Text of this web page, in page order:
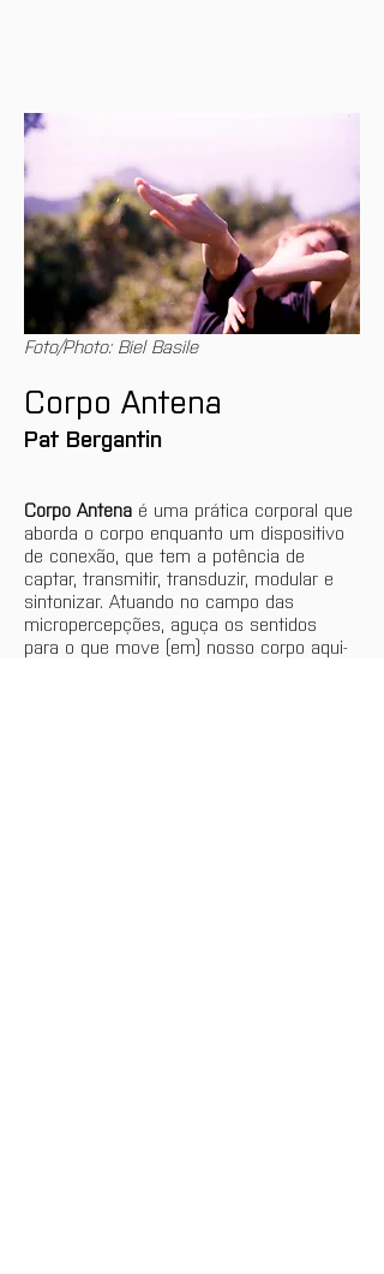
Foto/Photo: Biel Basile
Corpo Antena
Pat Bergantin
Corpo Antena é uma prática corporal que
aborda o corpo enquanto um dispositivo
de conexão, que tem a potência de
captar, transmitir, transduzir, modular e
sintonizar. Atuando no campo das
micropercepções, aguça os sentidos
para o que move (em) nosso corpo aqui-